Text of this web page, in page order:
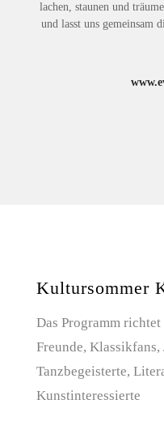
lachen, staunen und
und lasst uns gemeinsam
Kultursommer
Das Programm
Freunde, Klassikfans,
Tanzbegeisterte,
Kunstinteressierte